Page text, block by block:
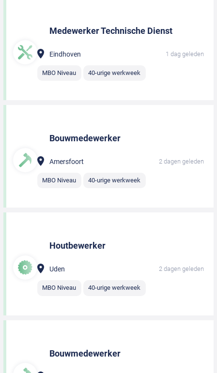
Medewerker Technische Dienst
Eindhoven 1 dag geleden
MBO Niveau 40-urige werkweek
Bouwmedewerker
Amersfoort 2 dagen geleden
MBO Niveau 40-urige werkweek
Houtbewerker
Uden 2 dagen geleden
MBO Niveau 40-urige werkweek
Bouwmedewerker